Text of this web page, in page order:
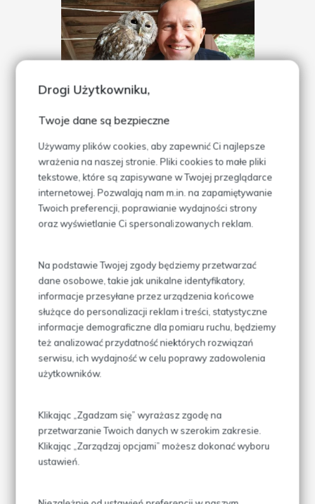
Drogi Użytkowniku,
Twoje dane są bezpieczne
Używamy plików cookies, aby zapewnić Ci najlepsze
wrażenia na naszej stronie. Pliki cookies to małe pliki
tekstowe, które są zapisywane w Twojej przeglądarce
internetowej. Pozwalają nam m.in. na zapamiętywanie
Twoich preferencji, poprawianie wydajności strony
oraz wyświetlanie Ci spersonalizowanych reklam.
Na podstawie Twojej zgody będziemy przetwarzać
dane osobowe, takie jak unikalne identyfikatory,
informacje przesyłane przez urządzenia końcowe
służące do personalizacji reklam i treści, statystyczne
informacje demograficzne dla pomiaru ruchu, będziemy
też analizować przydatność niektórych rozwiązań
serwisu, ich wydajność w celu poprawy zadowolenia
użytkowników.
Klikając „Zgadzam się” wyrażasz zgodę na
przetwarzanie Twoich danych w szerokim zakresie.
Klikając „Zarządzaj opcjami” możesz dokonać wyboru
ustawień.